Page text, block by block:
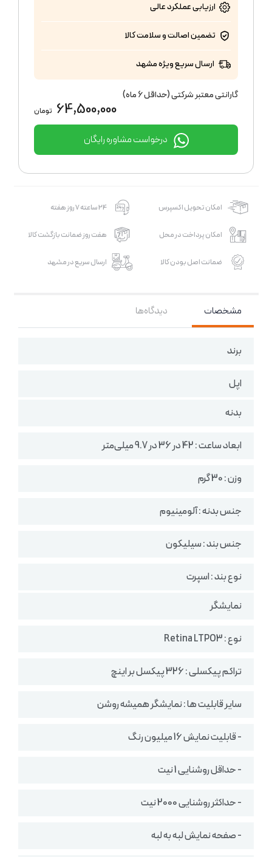
ارزیابی عملکردعالی
تضمین اصالت و سلامت کالا
ارسال سریع ویژه مشهد
گارانتی معتبر شرکتی (حداقل 6 ماه)
64,500,000 تومان
درخواست مشاوره رایگان
امکان تحویل اکسپرس 24 ساعته 7 روز هفته
امکان پرداخت در محل هفت روز ضمانت بازگشت کالا
ضمانت اصل بودن کالا ارسال سریع در مشهد
مشخصات دیدگاه‌ها
برند
اپل
بدنه
ابعاد ساعت : 42 در 36 در 9.7 میلی‌متر
وزن : 30 گرم
جنس بدنه : آلومینیوم
جنس بند : سیلیکون
نوع بند : اسپرت
نمایشگر
نوع : Retina LTPO3
تراکم پیکسلی : 326 پیکسل بر اینچ
سایر قابلیت ها : نمایشگر همیشه روشن
- قابلیت نمایش 16 میلیون رنگ
- حداقل روشنایی 1 نیت
- حداکثر روشنایی 2000 نیت
- صفحه نمایش لبه به لبه